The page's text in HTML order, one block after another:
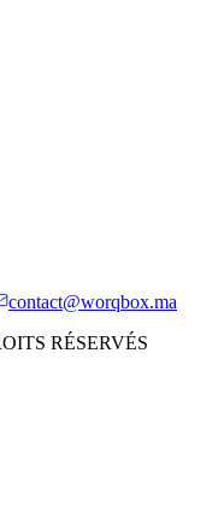
contact@worqbox.ma
RÉSERVÉS